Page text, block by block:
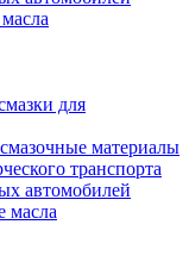
для
материалы
транспорта
автомобилей
масла